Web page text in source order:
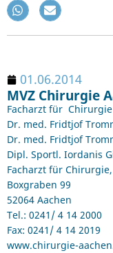
01.06.2014
MVZ Chirurgie
Facharzt für
Dr. med. Fridtjof
Dr. med. Fridtjof
Dipl. Sportl. Iordanis
Facharzt für
Boxgraben 99
52064 Aachen
Tel.: 0241/ 4 14 2000
Fax: 0241/ 4 14 2019
www.chirurgie-